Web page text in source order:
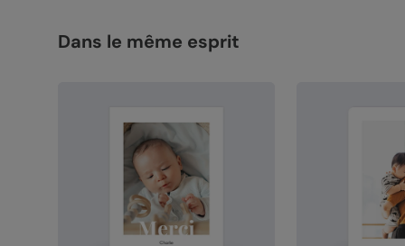
Dans le même esprit